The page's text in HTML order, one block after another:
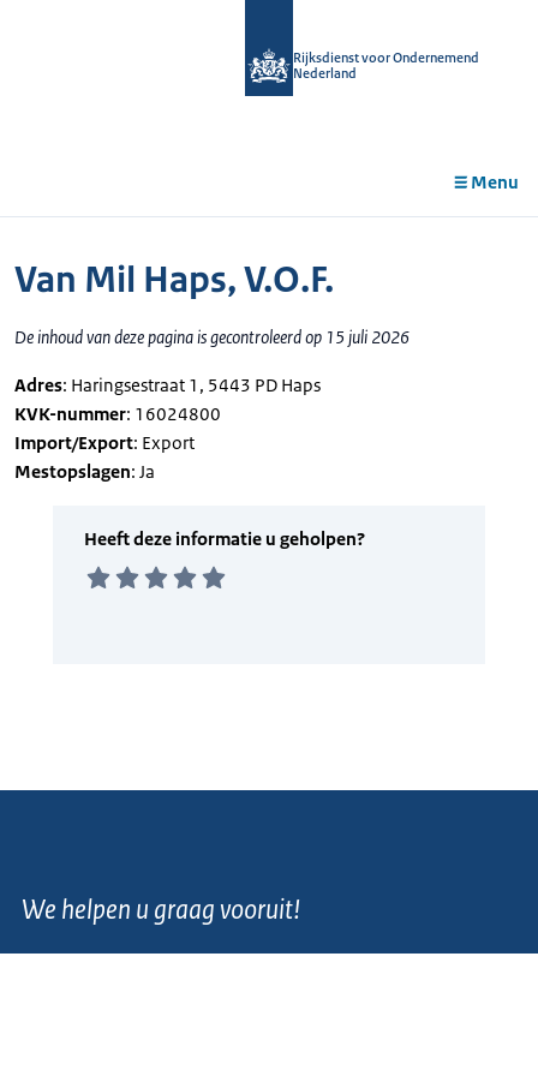
Rijksdienst voor Ondernemend
Nederland
Menu
Van Mil Haps, V.O.F.
De inhoud van deze pagina is gecontroleerd op 15 juli 2026
Adres: Haringsestraat 1, 5443 PD Haps
KVK-nummer: 16024800
Import/Export: Export
Mestopslagen: Ja
We helpen u graag vooruit!